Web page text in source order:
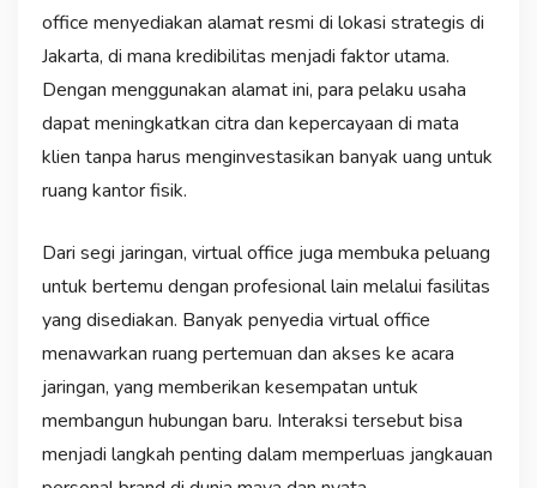
office menyediakan alamat resmi di lokasi strategis di
Jakarta, di mana kredibilitas menjadi faktor utama.
Dengan menggunakan alamat ini, para pelaku usaha
dapat meningkatkan citra dan kepercayaan di mata
klien tanpa harus menginvestasikan banyak uang untuk
ruang kantor fisik.
Dari segi jaringan, virtual office juga membuka peluang
untuk bertemu dengan profesional lain melalui fasilitas
yang disediakan. Banyak penyedia virtual office
menawarkan ruang pertemuan dan akses ke acara
jaringan, yang memberikan kesempatan untuk
membangun hubungan baru. Interaksi tersebut bisa
menjadi langkah penting dalam memperluas jangkauan